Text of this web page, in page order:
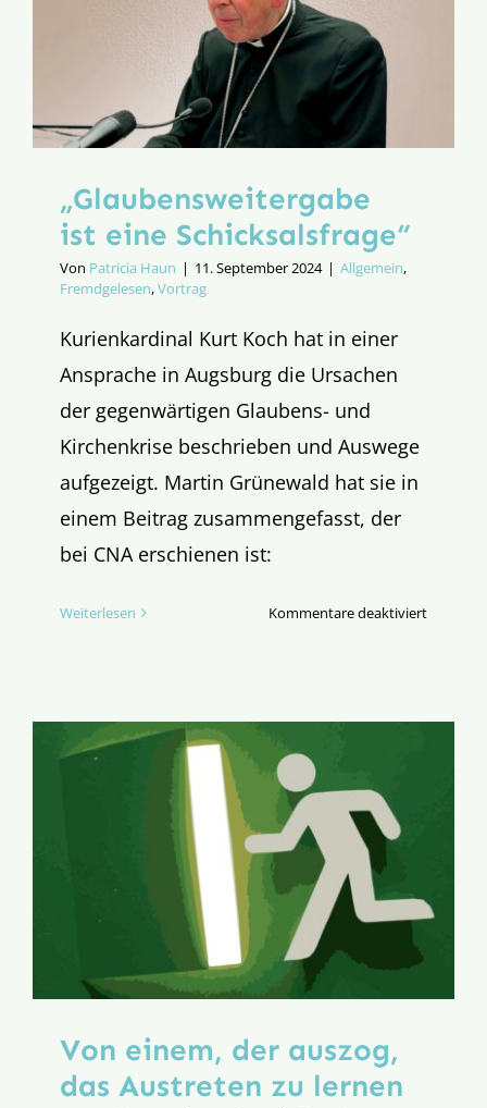
„Glaubensweitergabe
ist eine Schicksalsfrage“
Von Patricia Haun | 11. September 2024 | Allgemein,
Fremdgelesen,Vortrag
Kurienkardinal Kurt Koch hat in einer
Ansprache in Augsburg die Ursachen
der gegenwärtigen Glaubens- und
Kirchenkrise beschrieben und Auswege
aufgezeigt. Martin Grünewald hat sie in
einem Beitrag zusammengefasst, der
bei CNA erschienen ist:
Weiterlesen Kommentare deaktiviertfür
Von einem, der auszog,
das Austreten zu lernen